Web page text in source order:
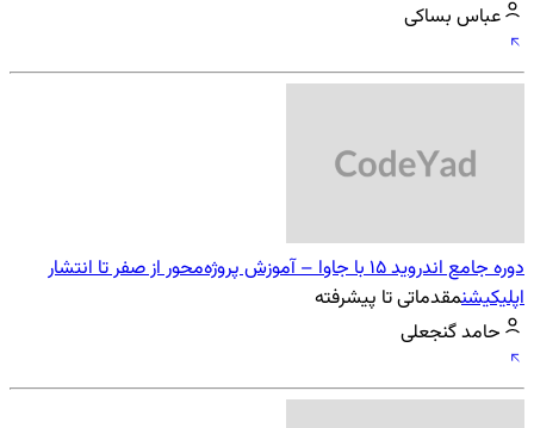
عباس بساکی
دوره جامع اندروید 15 با جاوا – آموزش پروژه‌محور از صفر تا انتشار
اپلیکیشنمقدماتی تا پیشرفته
حامد گنجعلی